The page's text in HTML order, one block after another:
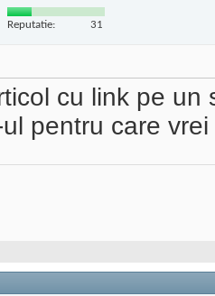
Reputatie: 31
cu link pe un
pentru care